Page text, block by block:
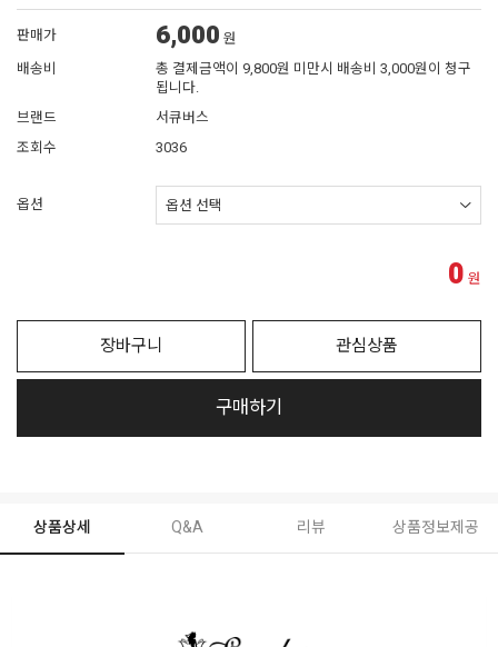
판매가 6,000 원
배송비
총 결제금액이 9,800원 미만시 배송비 3,000원이 청구
됩니다.
브랜드
서큐버스
조회수
3036
옵션
0 원
장바구니 관심상품
구매하기
상품상세 Q&A 리뷰 상품정보제공